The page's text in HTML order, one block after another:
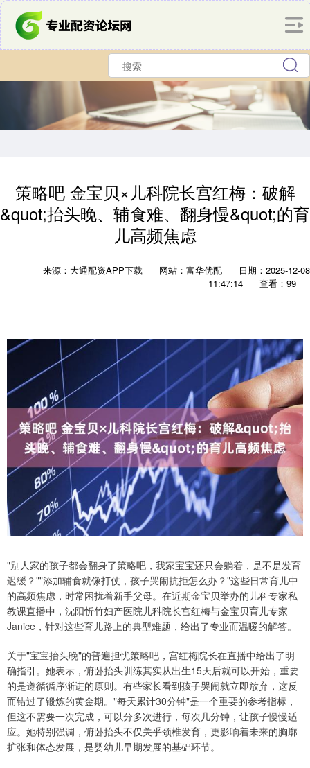
策略吧 金宝贝×儿科院长宫红梅：破解
&quot;抬头晚、辅食难、翻身慢&quot;的育
儿高频焦虑
来源：大通配资APP下载 网站：富华优配
日期：2025-12-08
11:47:14
查看：99
"别人家的孩子都会翻身了策略吧，我家宝宝还只会躺着，是不是发育
迟缓？""添加辅食就像打仗，孩子哭闹抗拒怎么办？"这些日常育儿中
的高频焦虑，时常困扰着新手父母。在近期金宝贝举办的儿科专家私
教课直播中，沈阳忻竹妇产医院儿科院长宫红梅与金宝贝育儿专家
Janice，针对这些育儿路上的典型难题，给出了专业而温暖的解答。
关于"宝宝抬头晚"的普遍担忧策略吧，宫红梅院长在直播中给出了明
确指引。她表示，俯卧抬头训练其实从出生15天后就可以开始，重要
的是遵循循序渐进的原则。有些家长看到孩子哭闹就立即放弃，这反
而错过了锻炼的黄金期。"每天累计30分钟"是一个重要的参考指标，
但这不需要一次完成，可以分多次进行，每次几分钟，让孩子慢慢适
应。她特别强调，俯卧抬头不仅关乎颈椎发育，更影响着未来的胸廓
扩张和体态发展，是婴幼儿早期发展的基础环节。